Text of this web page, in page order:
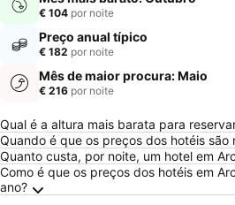
€ 104 por noite
Preço anual típico
€ 182 por noite
Mês de maior procura: Maio
€ 216 por noite
Perguntas Frequentes
Qual é a altura mais barata para
Quando é que os preços dos hotéis são
Quanto custa, por noite, um hotel em
Como é que os preços dos hotéis em
ano?